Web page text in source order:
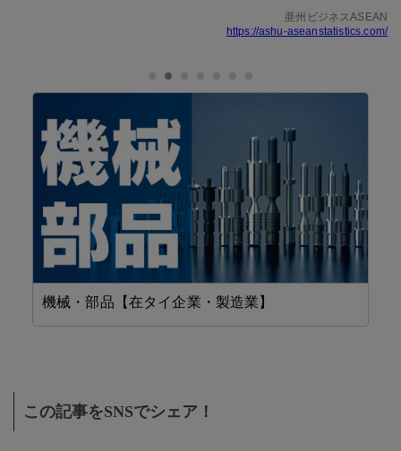
亜州ビジネスASEAN
https://ashu-aseanstatistics.com/
機械・部品【在タイ企業・製造業】
この記事をSNSでシェア！